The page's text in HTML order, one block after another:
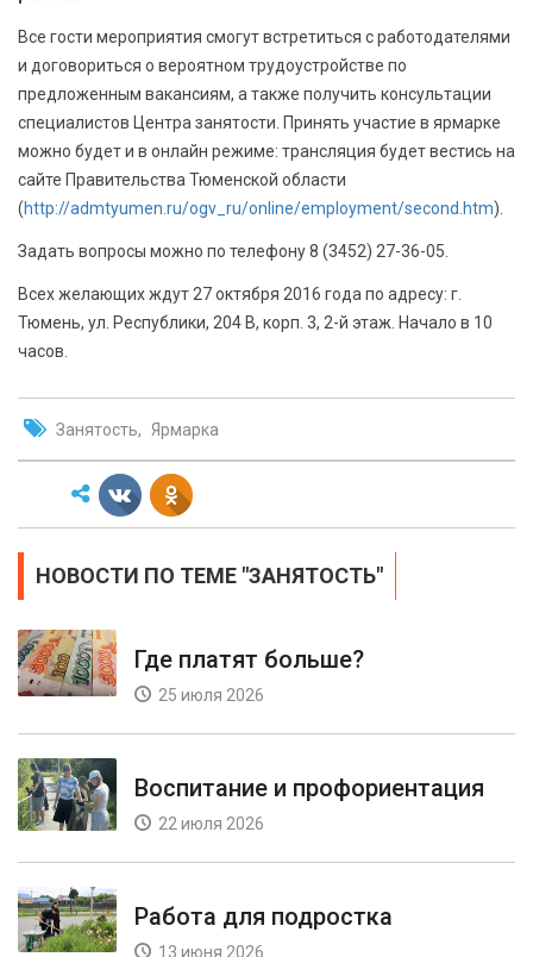
Все гости мероприятия смогут встретиться с работодателями
и договориться о вероятном трудоустройстве по
предложенным вакансиям, а также получить консультации
специалистов Центра занятости. Принять участие в ярмарке
можно будет и в онлайн режиме: трансляция будет вестись на
сайте Правительства Тюменской области
(http://admtyumen.ru/ogv_ru/online/employment/second.htm).
Задать вопросы можно по телефону 8 (3452) 27-36-05.
Всех желающих ждут 27 октября 2016 года по адресу: г.
Тюмень, ул. Республики, 204 В, корп. 3, 2-й этаж. Начало в 10
часов.
Занятость Ярмарка
НОВОСТИ ПО ТЕМЕ "ЗАНЯТОСТЬ"
Где платят больше?
25 июля 2026
Воспитание и профориентация
22 июля 2026
Работа для подростка
13 июня 2026